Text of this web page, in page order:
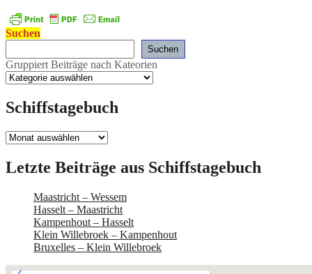
Suchen
Suchen
Gruppiert Beiträge nach Kateorien
Schiffstagebuch
Schiffstagebuch
Letzte Beiträge aus Schiffstagebuch
Maastricht – Wessem
Hasselt – Maastricht
Kampenhout – Hasselt
Klein Willebroek – Kampenhout
Bruxelles – Klein Willebroek